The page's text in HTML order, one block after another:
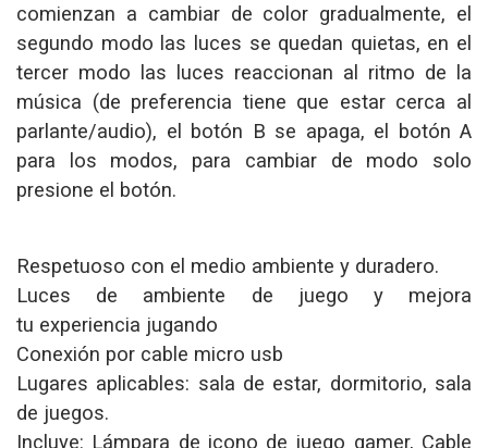
comienzan a cambiar de color gradualmente, el
segundo modo las luces se quedan quietas, en el
tercer modo las luces reaccionan al ritmo de la
música (de preferencia tiene que estar cerca al
parlante/audio), el botón B se apaga, el botón A
para los modos, para cambiar de modo solo
presione el botón.
Respetuoso con el medio ambiente y duradero.
Luces de ambiente de juego y mejora
tu experiencia jugando
Conexión por cable micro usb
Lugares aplicables: sala de estar, dormitorio, sala
de juegos.
Incluye: Lámpara de icono de juego gamer, Cable